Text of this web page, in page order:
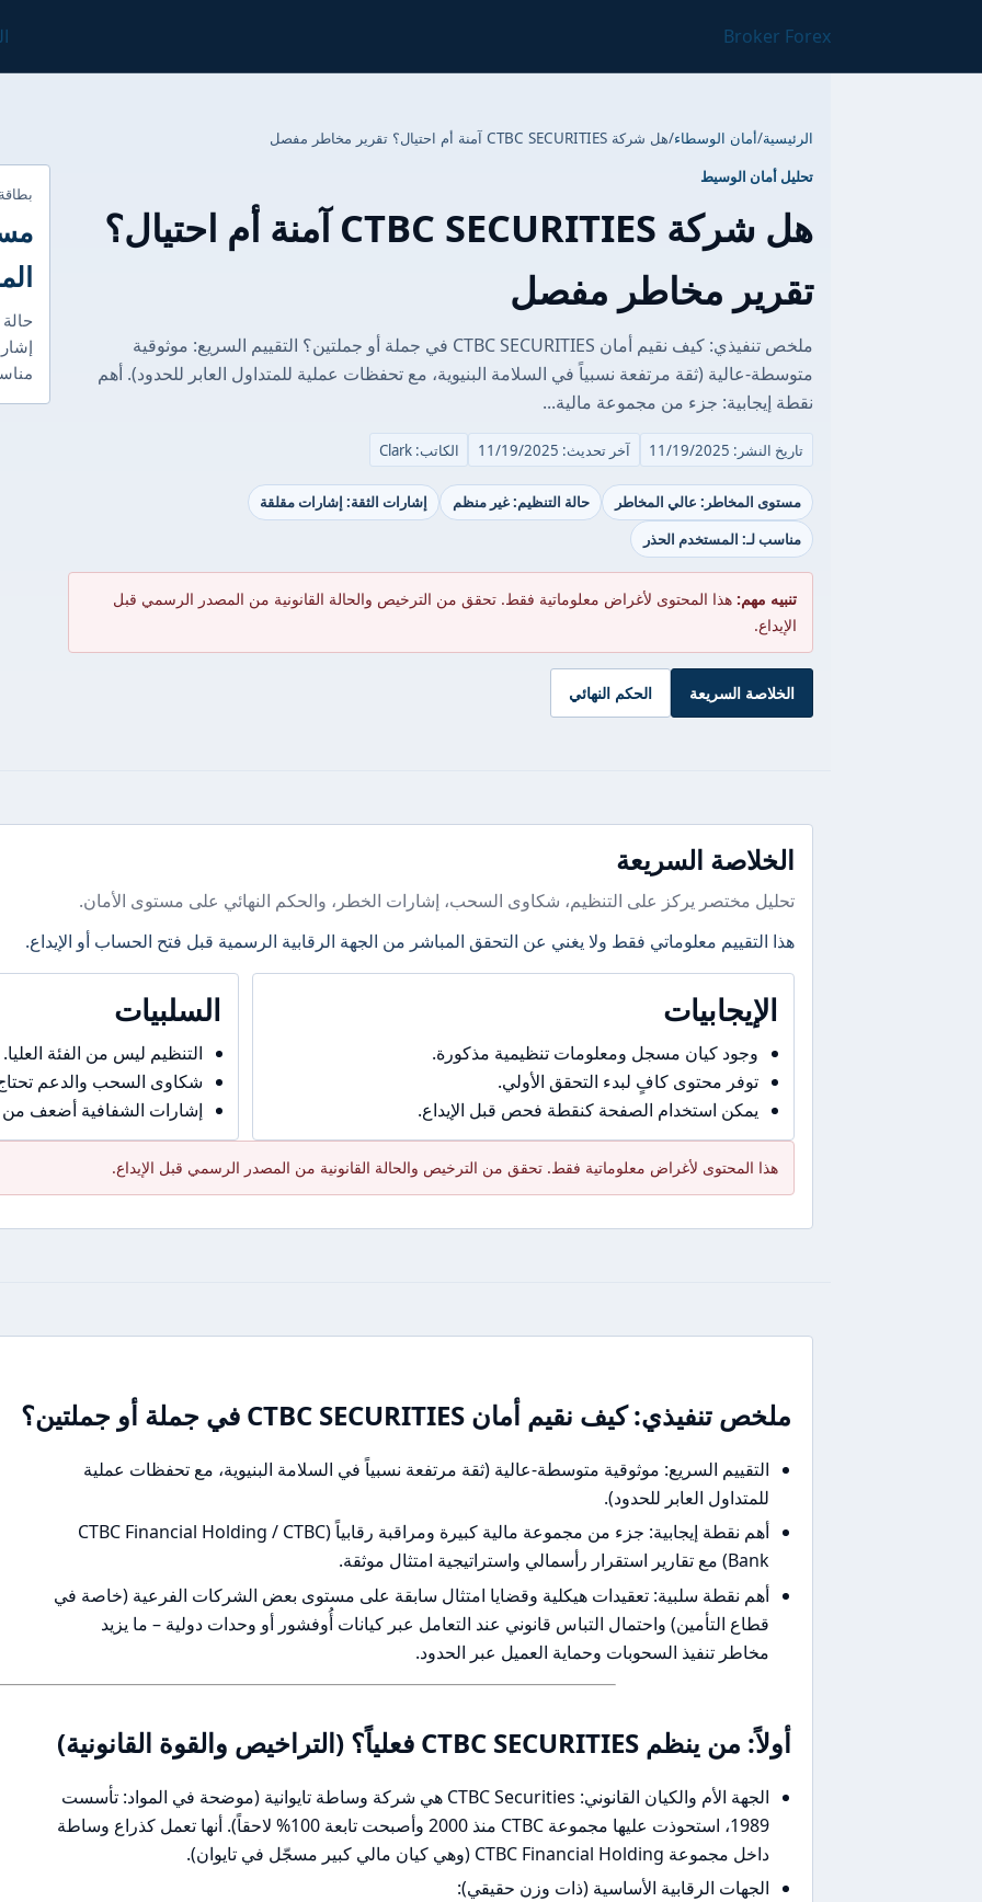
Broker Forex
الرئيسية/أمان الوسطاء/هل شركة CTBC SECURITIES آمنة أم احتيال؟ تقرير مخاطر مفصل
تحليل أمان الوسيط
هل شركة CTBC SECURITIES آمنة أم احتيال؟
تقرير مخاطر مفصل
ملخص تنفيذي: كيف نقيم أمان CTBC SECURITIES في جملة أو جملتين؟ التقييم السريع: موثوقية
متوسطة-عالية (ثقة مرتفعة نسبياً في السلامة البنيوية، مع تحفظات عملية للمتداول العابر للحدود). أهم
نقطة إيجابية: جزء من مجموعة مالية...
تاريخ النشر: 11/19/2025 آخر تحديث: 11/19/2025 الكاتب: Clark
مستوى المخاطر: عالي المخاطر حالة التنظيم: غير منظم
إشارات الثقة: إشارات مقلقة
مناسب لـ: المستخدم الحذر
تنبيه مهم: هذا المحتوى لأغراض معلوماتية فقط. تحقق من الترخيص والحالة القانونية من المصدر الرسمي قبل
الإيداع.
الخلاصة السريعة الحكم النهائي
الخلاصة السريعة
تحليل مختصر يركز على التنظيم، شكاوى السحب، إشارات الخطر، والحكم النهائي على مستوى الأمان.
هذا التقييم معلوماتي فقط ولا يغني عن التحقق المباشر من الجهة الرقابية الرسمية قبل فتح الحساب أو الإيداع.
الإيجابيات
وجود كيان مسجل ومعلومات تنظيمية مذكورة.
توفر محتوى كافٍ لبدء التحقق الأولي.
يمكن استخدام الصفحة كنقطة فحص قبل الإيداع.
السلبيات
التنظيم ليس من الفئة العليا.
شكاوى السحب والدعم
إشارات الشفافية أضعف من
هذا المحتوى لأغراض معلوماتية فقط. تحقق من الترخيص والحالة القانونية من المصدر الرسمي قبل الإيداع.
ملخص تنفيذي: كيف نقيم أمان CTBC SECURITIES في جملة أو جملتين؟
التقييم السريع: موثوقية متوسطة-عالية (ثقة مرتفعة نسبياً في السلامة البنيوية، مع تحفظات عملية
للمتداول العابر للحدود).
أهم نقطة إيجابية: جزء من مجموعة مالية كبيرة ومراقبة رقابياً (CTBC Financial Holding / CTBC
Bank) مع تقارير استقرار رأسمالي واستراتيجية امتثال موثقة.
أهم نقطة سلبية: تعقيدات هيكلية وقضايا امتثال سابقة على مستوى بعض الشركات الفرعية (خاصة في
قطاع التأمين) واحتمال التباس قانوني عند التعامل عبر كيانات أُوفشور أو وحدات دولية – ما يزيد
مخاطر تنفيذ السحوبات وحماية العميل عبر الحدود.
أولاً: من ينظم CTBC SECURITIES فعلياً؟ (التراخيص والقوة القانونية)
الجهة الأم والكيان القانوني: CTBC Securities هي شركة وساطة تايوانية (موضحة في المواد: تأسست
1989، استحوذت عليها مجموعة CTBC منذ 2000 وأصبحت تابعة 100% لاحقاً). أنها تعمل كذراع وساطة
داخل مجموعة CTBC Financial Holding (وهي كيان مالي كبير مسجّل في تايوان).
الجهات الرقابية الأساسية (ذات وزن حقيقي):